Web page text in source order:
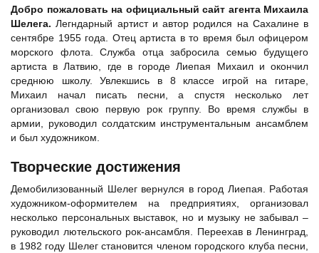
Добро пожаловать на официальный сайт агента Михаила
Шелега.Легндарный артист и автор родился на Сахалине в
сентябре 1955 года. Отец артиста в то время был офицером
морского флота. Служба отца забросила семью будущего
артиста в Латвию, где в городе Лиепая Михаил и окончил
среднюю школу. Увлекшись в 8 классе игрой на гитаре,
Михаил начал писать песни, а спустя несколько лет
организовал свою первую рок группу. Во время службы в
армии, руководил солдатским инструментальным ансамблем
и был художником.
Творческие достижения
Демобилизованный Шелег вернулся в город Лиепая. Работая
художником-оформителем на предприятиях, организовал
несколько персональных выставок, но и музыку не забывал –
руководил лютельского рок-ансамбля. Переехав в Ленинград,
в 1982 году Шелег становится членом городского клуба песни,